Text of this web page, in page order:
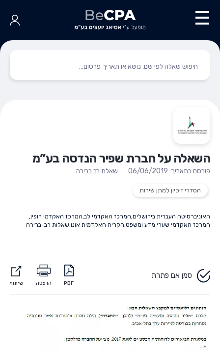
השאלה על חברת שפיר הנדסה בע”מ
פורסם בתאריך: 06/06/2019 שאלת רב ברירה
הסדרי זיכיון למתן שירות
האוניברסיטה העברית בירושלים,המרכז האקדמי לב,המרכז האקדמי רופין,
המרכז האקדמי שערי מדע ומשפט,הקריה האקדמית אונו,שאלות רב-ברירה
סמן אם פתרת
PDF הדפסה שיתוף